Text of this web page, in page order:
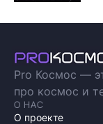
Pro Космос —
про космос и
О НАС
О проекте